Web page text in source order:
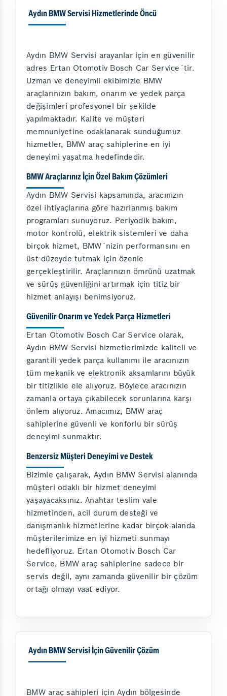
Aydın BMW Servisi Hizmetlerinde Öncü
Aydın BMW Servisi arayanlar için en güvenilir
adres Ertan Otomotiv Bosch Car Service´tir.
Uzman ve deneyimli ekibimizle BMW
araçlarınızın bakım, onarım ve yedek parça
değişimleri profesyonel bir şekilde
yapılmaktadır. Kalite ve müşteri
memnuniyetine odaklanarak sunduğumuz
hizmetler, BMW araç sahiplerine en iyi
deneyimi yaşatma hedefindedir.
BMW Araçlarınız İçin Özel Bakım Çözümleri
Aydın BMW Servisi kapsamında, aracınızın
özel ihtiyaçlarına göre hazırlanmış bakım
programları sunuyoruz. Periyodik bakım,
motor kontrolü, elektrik sistemleri ve daha
birçok hizmet, BMW´nizin performansını en
üst düzeyde tutmak için özenle
gerçekleştirilir. Araçlarınızın ömrünü uzatmak
ve sürüş güvenliğini artırmak için titiz bir
hizmet anlayışı benimsiyoruz.
Güvenilir Onarım ve Yedek Parça Hizmetleri
Ertan Otomotiv Bosch Car Service olarak,
Aydın BMW Servisi hizmetlerimizde kaliteli ve
garantili yedek parça kullanımı ile aracınızın
tüm mekanik ve elektronik aksamlarını büyük
bir titizlikle ele alıyoruz. Böylece aracınızın
zamanla ortaya çıkabilecek sorunlarına karşı
önlem alıyoruz. Amacımız, BMW araç
sahiplerine güvenli ve konforlu bir sürüş
deneyimi sunmaktır.
Benzersiz Müşteri Deneyimi ve Destek
Bizimle çalışarak, Aydın BMW Servisi alanında
müşteri odaklı bir hizmet deneyimi
yaşayacaksınız. Anahtar teslim vale
hizmetinden, acil durum desteği ve
danışmanlık hizmetlerine kadar birçok alanda
müşterilerimize en iyi hizmeti sunmayı
hedefliyoruz. Ertan Otomotiv Bosch Car
Service, BMW araç sahiplerine sadece bir
servis değil, aynı zamanda güvenilir bir çözüm
ortağı olmayı vaat ediyor.
Aydın BMW Servisi İçin Güvenilir Çözüm
BMW araç sahipleri için Aydın bölgesinde